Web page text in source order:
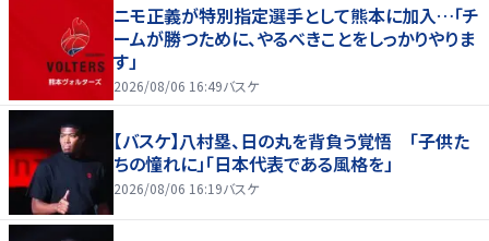
ニモ正義が特別指定選手として熊本に加入…「チ
ームが勝つために、やるべきことをしっかりやりま
す」
2026/08/06 16:49バスケ
【バスケ】八村塁、日の丸を背負う覚悟 「子供た
ちの憧れに」「日本代表である風格を」
2026/08/06 16:19バスケ